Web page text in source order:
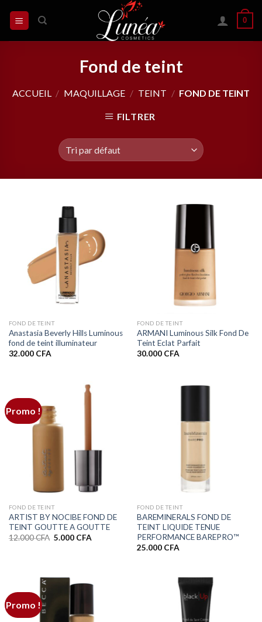
0
Fond de teint
ACCUEIL / MAQUILLAGE / TEINT / FOND DE TEINT
FILTRER
FOND DE TEINT
Anastasia Beverly Hills Luminous
fond de teint illuminateur
32.000 CFA
FOND DE TEINT
ARMANI Luminous Silk Fond De
Teint Eclat Parfait
30.000 CFA
Promo !
FOND DE TEINT
ARTIST BY NOCIBE FOND DE
TEINT GOUTTE A GOUTTE
12.000CFA Le
5.000 CFALe
FOND DE TEINT
BAREMINERALS FOND DE
TEINT LIQUIDE TENUE
PERFORMANCE BAREPRO™
25.000 CFA
Promo !